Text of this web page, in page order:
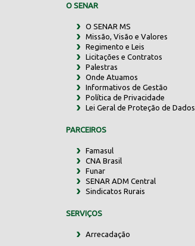
O SENAR
O SENAR MS
Missão, Visão e Valores
Regimento e Leis
Licitações e Contratos
Palestras
Onde Atuamos
Informativos de Gestão
Política de Privacidade
Lei Geral de Proteção de Dados
PARCEIROS
Famasul
CNA Brasil
Funar
SENAR ADM Central
Sindicatos Rurais
SERVIÇOS
Arrecadação